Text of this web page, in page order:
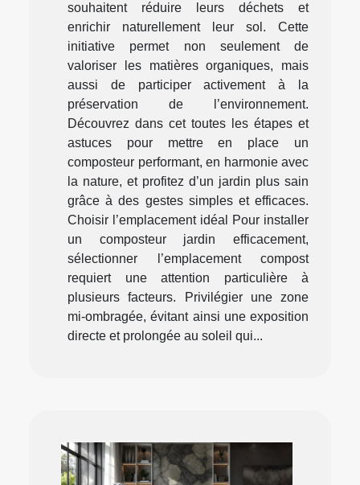
souhaitent réduire leurs déchets et
enrichir naturellement leur sol. Cette
initiative permet non seulement de
valoriser les matières organiques, mais
aussi de participer activement à la
préservation de l’environnement.
Découvrez dans cet toutes les étapes et
astuces pour mettre en place un
composteur performant, en harmonie avec
la nature, et profitez d’un jardin plus sain
grâce à des gestes simples et efficaces.
Choisir l’emplacement idéal Pour installer
un composteur jardin efficacement,
sélectionner l’emplacement compost
requiert une attention particulière à
plusieurs facteurs. Privilégier une zone
mi-ombragée, évitant ainsi une exposition
directe et prolongée au soleil qui...